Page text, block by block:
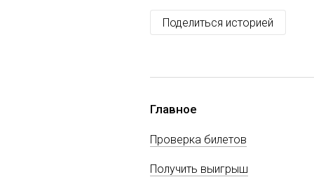
Поделиться историей
Главное
Проверка билетов
Получить выигрыш